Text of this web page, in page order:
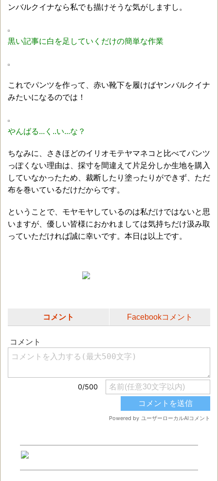
ンバルクイナなら私でも描けそうな気がしますし。
黒い記事に白を足していくだけの簡単な作業
これでパンツを作って、赤い靴下を履けばヤンバルクイナ
みたいになるのでは！
やんばる...く..い...な？
ちなみに、さきほどのイリオモテヤマネコと比べてパンツ
っぽくない理由は、採寸を間違えて片足分しか生地を購入
していなかったため、裁断したり塗ったりができず、ただ
布を巻いているだけだからです。
ということで、モヤモヤしているのは私だけではないと思
いますが、優しい皆様におかれましては気持ちだけ汲み取
っていただければ誠に幸いです。本日は以上です。
コメント Facebookコメント